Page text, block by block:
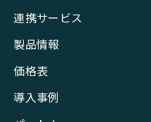
連携サービス
製品情報
価格表
導入事例